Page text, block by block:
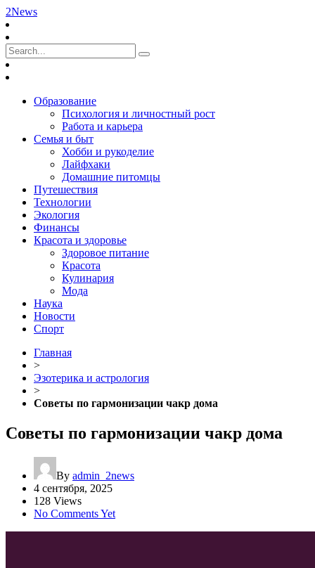
2News
Образование
Психология и личностный рост
Работа и карьера
Семья и быт
Хобби и рукоделие
Лайфхаки
Домашние питомцы
Путешествия
Технологии
Экология
Финансы
Красота и здоровье
Здоровое питание
Красота
Кулинария
Мода
Наука
Новости
Спорт
Главная
>
Эзотерика и астрология
>
Советы по гармонизации чакр дома
Советы по гармонизации чакр дома
By admin_2news
4 сентября, 2025
128 Views
No Comments Yet